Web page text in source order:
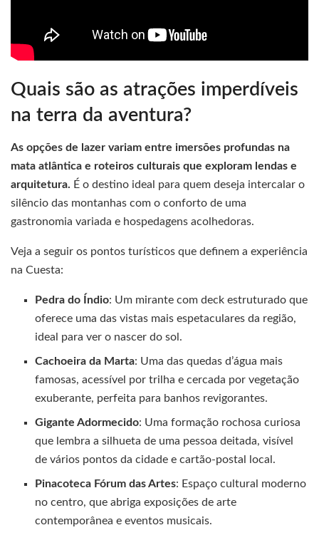
Quais são as atrações imperdíveis
na terra da aventura?
As opções de lazer variam entre imersões profundas na
mata atlântica e roteiros culturais que exploram lendas e
arquitetura. É o destino ideal para quem deseja intercalar o
silêncio das montanhas com o conforto de uma
gastronomia variada e hospedagens acolhedoras.
Veja a seguir os pontos turísticos que definem a experiência
na Cuesta:
Pedra do Índio: Um mirante com deck estruturado que
oferece uma das vistas mais espetaculares da região,
ideal para ver o nascer do sol.
Cachoeira da Marta: Uma das quedas d’água mais
famosas, acessível por trilha e cercada por vegetação
exuberante, perfeita para banhos revigorantes.
Gigante Adormecido: Uma formação rochosa curiosa
que lembra a silhueta de uma pessoa deitada, visível
de vários pontos da cidade e cartão-postal local.
Pinacoteca Fórum das Artes: Espaço cultural moderno
no centro, que abriga exposições de arte
contemporânea e eventos musicais.